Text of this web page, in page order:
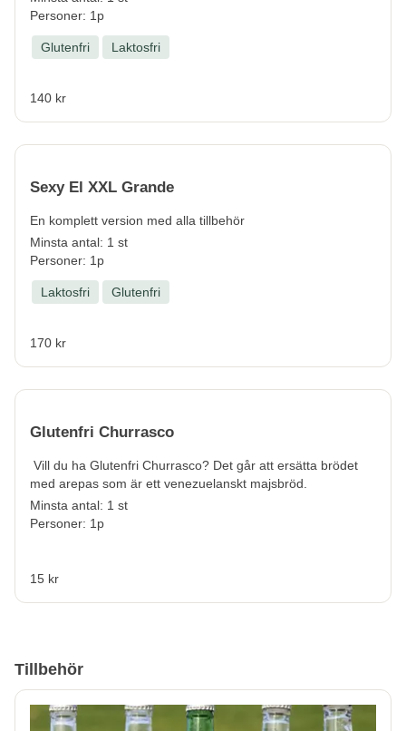
Personer: 1p
Glutenfri Laktosfri
140 kr
Sexy El XXL Grande
En komplett version med alla tillbehör
Minsta antal: 1 st
Personer: 1p
Laktosfri Glutenfri
170 kr
Glutenfri Churrasco
Vill du ha Glutenfri Churrasco? Det går att ersätta brödet
med arepas som är ett venezuelanskt majsbröd.
Minsta antal: 1 st
Personer: 1p
15 kr
Tillbehör